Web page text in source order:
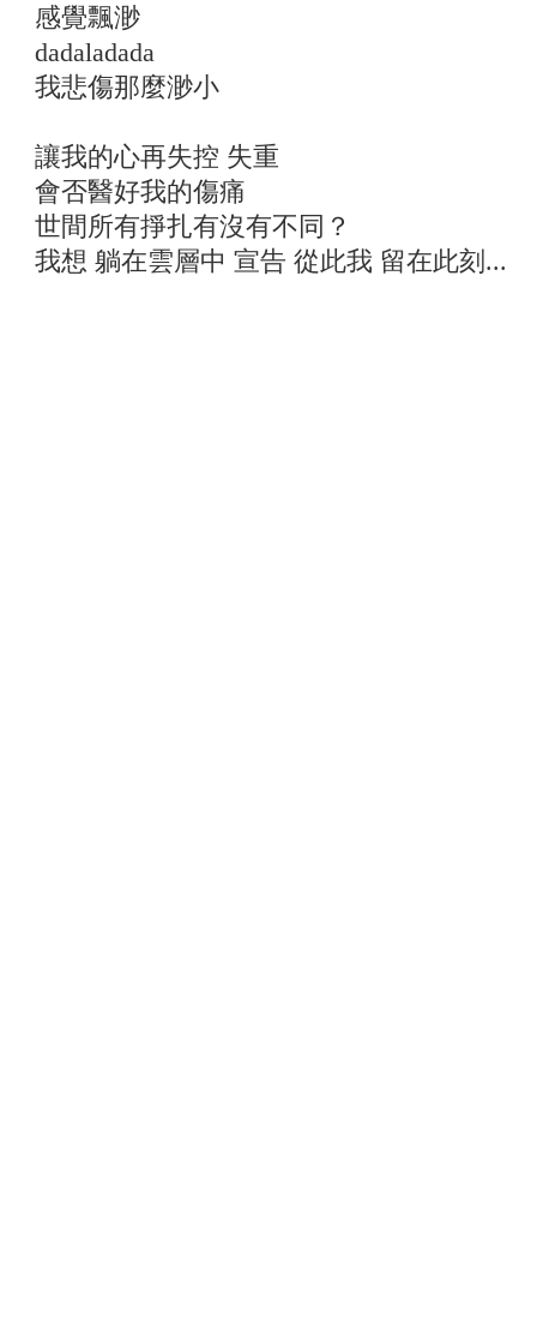
感覺飄渺
dadaladada
我悲傷那麼渺小
讓我的心再失控 失重
會否醫好我的傷痛
世間所有掙扎有沒有不同？
我想 躺在雲層中 宣告 從此我 留在此刻...